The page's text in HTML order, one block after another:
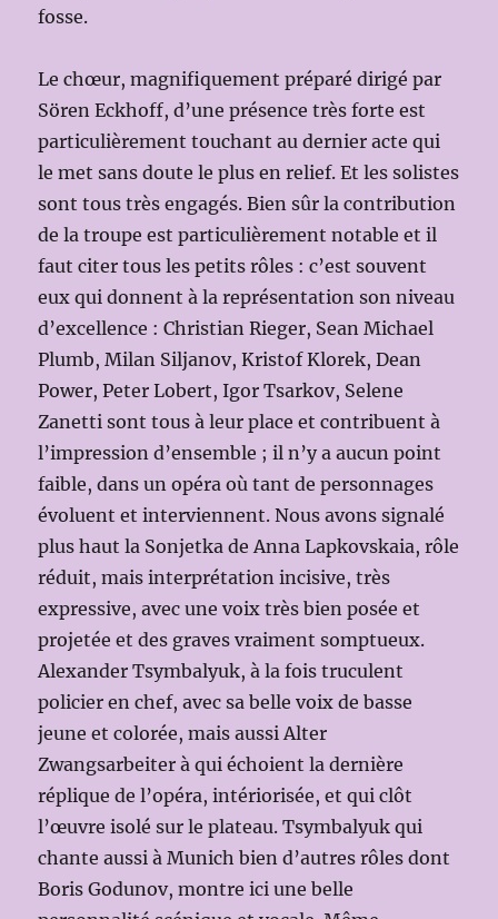
fosse.
Le chœur, magnifiquement préparé dirigé par
Sören Eckhoff, d’une présence très forte est
particulièrement touchant au dernier acte qui
le met sans doute le plus en relief. Et les solistes
sont tous très engagés. Bien sûr la contribution
de la troupe est particulièrement notable et il
faut citer tous les petits rôles : c’est souvent
eux qui donnent à la représentation son niveau
d’excellence : Christian Rieger, Sean Michael
Plumb, Milan Siljanov, Kristof Klorek, Dean
Power, Peter Lobert, Igor Tsarkov, Selene
Zanetti sont tous à leur place et contribuent à
l’impression d’ensemble ; il n’y a aucun point
faible, dans un opéra où tant de personnages
évoluent et interviennent. Nous avons signalé
plus haut la Sonjetka de Anna Lapkovskaia, rôle
réduit, mais interprétation incisive, très
expressive, avec une voix très bien posée et
projetée et des graves vraiment somptueux.
Alexander Tsymbalyuk, à la fois truculent
policier en chef, avec sa belle voix de basse
jeune et colorée, mais aussi Alter
Zwangsarbeiter à qui échoient la dernière
réplique de l’opéra, intériorisée, et qui clôt
l’œuvre isolé sur le plateau. Tsymbalyuk qui
chante aussi à Munich bien d’autres rôles dont
Boris Godunov, montre ici une belle